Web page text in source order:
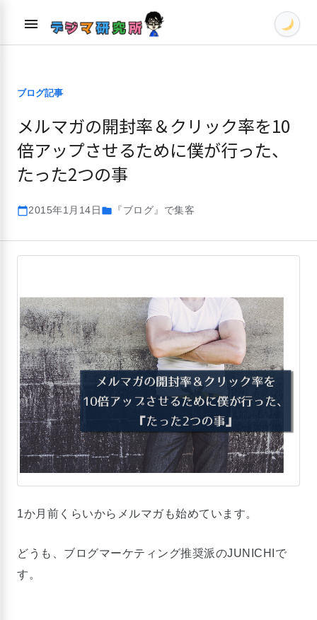
menu
ブログ記事
メルマガの開封率＆クリック率を10
倍アップさせるために僕が行った、
たった2つの事
calendar_today2015年1月14日folder 『ブログ』で集客
1か月前くらいからメルマガも始めています。
どうも、ブログマーケティング推奨派のJUNICHIで
す。